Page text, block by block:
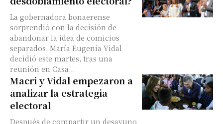
La gobernadora bonaerense
sorprendió con la decisión de
abandonar la idea de comicios
separados. María Eugenia Vidal
decidió este martes, tras una
reunión en Casa...
Macri y Vidal empezaron a
analizar la estrategia
electoral
Después de compartir un desayuno